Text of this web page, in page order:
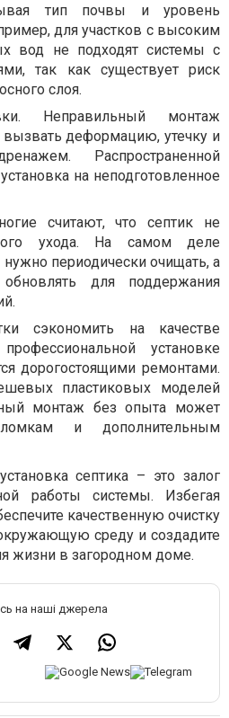
тип почвы и уровень
для участков с высоким
вод не подходят системы с
так как существует риск
слоя.
Неправильный монтаж
деформацию, утечку и
Распространенной
на неподготовленное
считают, что септик не
ухода. На самом деле
периодически очищать, а
для поддержания
сэкономить на качестве
установке
дорогостоящими ремонтами.
пластиковых моделей
монтаж без опыта может
и дополнительным
септика – это залог
работы системы. Избегая
качественную очистку
среду и создадите
жизни в загородном доме.
на наші джерела